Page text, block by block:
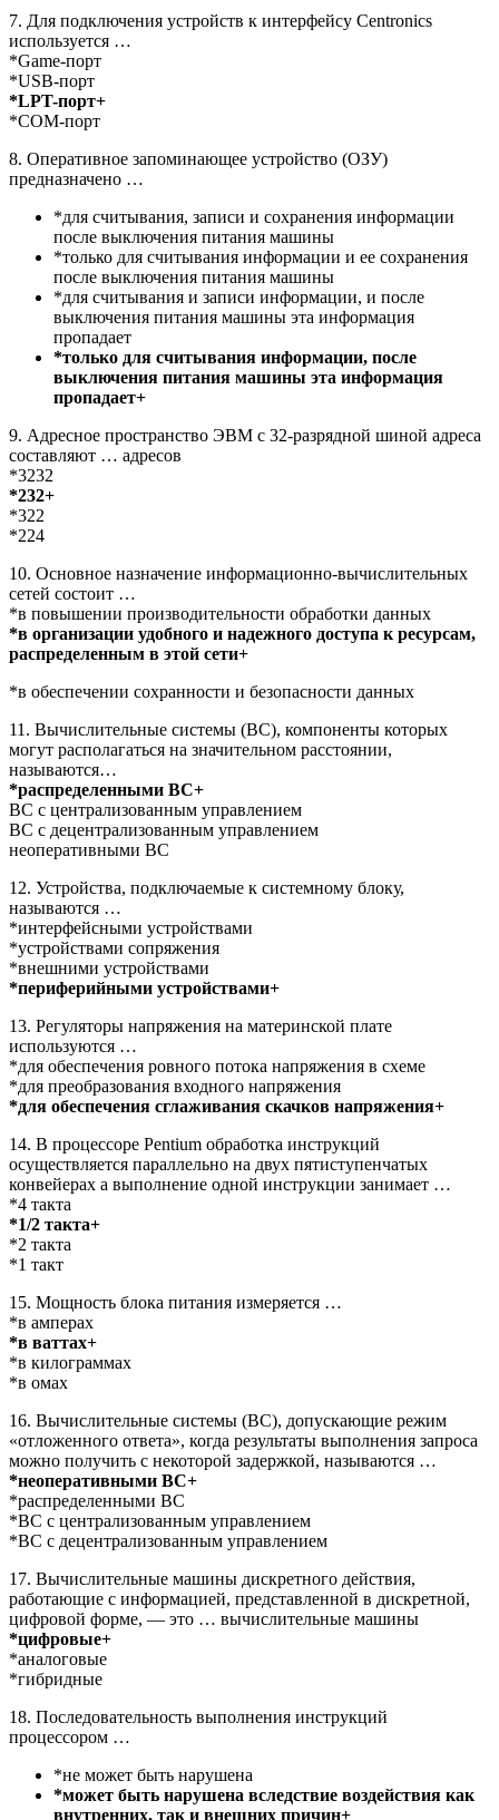
7. Для подключения устройств к интерфейсу Centronics
используется …
*Game-порт
*USB-порт
*LPT-порт+
*COM-порт
8. Оперативное запоминающее устройство (ОЗУ)
предназначено …
*для считывания, записи и сохранения информации
после выключения питания машины
*только для считывания информации и ее сохранения
после выключения питания машины
*для считывания и записи информации, и после
выключения питания машины эта информация
пропадает
*только для считывания информации, после
выключения питания машины эта информация
пропадает+
9. Адресное пространство ЭВМ с 32-разрядной шиной адреса
составляют … адресов
*3232
*232+
*322
*224
10. Основное назначение информационно-вычислительных
сетей состоит …
*в повышении производительности обработки данных
*в организации удобного и надежного доступа к ресурсам,
распределенным в этой сети+
*в обеспечении сохранности и безопасности данных
11. Вычислительные системы (ВС), компоненты которых
могут располагаться на значительном расстоянии,
называются…
*распределенными ВС+
ВС с централизованным управлением
ВС с децентрализованным управлением
неоперативными ВС
12. Устройства, подключаемые к системному блоку,
называются …
*интерфейсными устройствами
*устройствами сопряжения
*внешними устройствами
*периферийными устройствами+
13. Регуляторы напряжения на материнской плате
используются …
*для обеспечения ровного потока напряжения в схеме
*для преобразования входного напряжения
*для обеспечения сглаживания скачков напряжения+
14. В процессоре Pentium обработка инструкций
осуществляется параллельно на двух пятиступенчатых
конвейерах а выполнение одной инструкции занимает …
*4 такта
*1/2 такта+
*2 такта
*1 такт
15. Мощность блока питания измеряется …
*в амперах
*в ваттах+
*в килограммах
*в омах
16. Вычислительные системы (ВС), допускающие режим
«отложенного ответа», когда результаты выполнения запроса
можно получить с некоторой задержкой, называются …
*неоперативными ВС+
*распределенными ВС
*ВС с централизованным управлением
*ВС с децентрализованным управлением
17. Вычислительные машины дискретного действия,
работающие с информацией, представленной в дискретной,
цифровой форме, — это … вычислительные машины
*цифровые+
*аналоговые
*гибридные
18. Последовательность выполнения инструкций
процессором …
*не может быть нарушена
*может быть нарушена вследствие воздействия как
внутренних, так и внешних причин+